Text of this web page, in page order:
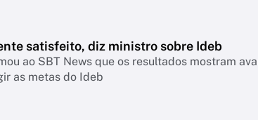
satisfeito, diz ministro sobre Ideb
ao SBT News que os resultados mostram
as metas do Ideb